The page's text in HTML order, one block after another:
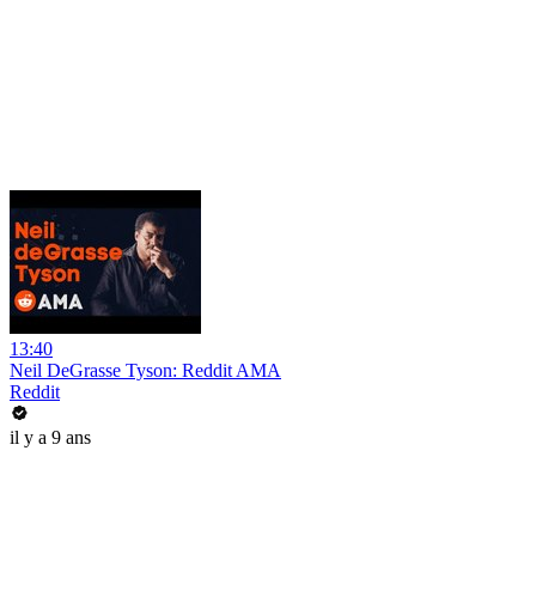
13:40
Neil DeGrasse Tyson: Reddit AMA
Reddit
il y a 9 ans